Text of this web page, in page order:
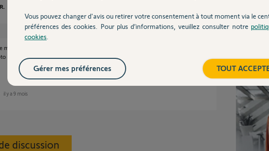
moteur de garage ?
du moteur de l'étiquette, etc...
il y a 9 mois
discussion
Vous pouvez changer d'avis ou retirer votre consentement à tout moment via le
préférences des cookies. Pour plus d’informations, veuillez consulter notre
cookies
TOUT
Gérer mes préférences